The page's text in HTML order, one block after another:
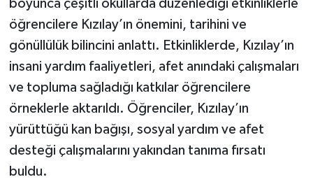
boyunca çeşitli okullarda düzenlediği etkinliklerle
öğrencilere Kızılay’ın önemini, tarihini ve
gönüllülük bilincini anlattı. Etkinliklerde, Kızılay’ın
insani yardım faaliyetleri, afet anındaki çalışmaları
ve topluma sağladığı katkılar öğrencilere
örneklerle aktarıldı. Öğrenciler, Kızılay’ın
yürüttüğü kan bağışı, sosyal yardım ve afet
desteği çalışmalarını yakından tanıma fırsatı
buldu.